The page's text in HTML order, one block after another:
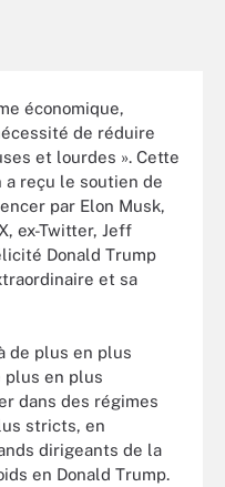
économique,
de réduire
et lourdes ». Cette
reçu le soutien de
par Elon Musk,
ex-Twitter, Jeff
Donald Trump
et sa
de plus en plus
plus en plus
dans des régimes
stricts, en
dirigeants de la
en Donald Trump.